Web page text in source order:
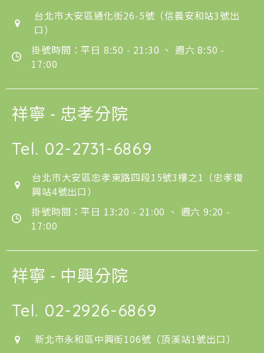
台北市大安區通化街26-5號（信義安和站3號出
口）
掛號時間：平日 8:50 - 21:30 、 週六 8:50 -
17:00
祥寧 - 忠孝分院
Tel. 02-2731-6869
台北市大安區忠孝東路四段15號3樓之1（忠孝復
興站4號出口）
掛號時間：平日 13:20 - 21:00 、 週六 9:20 -
17:00
祥寧 - 中興分院
Tel. 02-2926-6869
新北市永和區中興街106號（頂溪站1號出口）